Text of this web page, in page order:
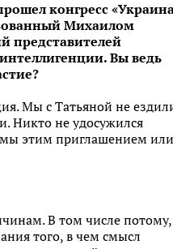
конгресс
Михаилом
представителей
Вы ведь
Мы с Татьяной не
Никто не удосужился
мы этим приглашением или
В том числе потому,
того, в чем смысл